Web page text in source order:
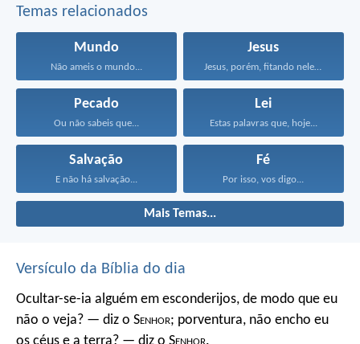
Temas relacionados
Mundo
Não ameis o mundo...
Jesus
Jesus, porém, fitando neles...
Pecado
Ou não sabeis que...
Lei
Estas palavras que, hoje...
Salvação
E não há salvação...
Fé
Por isso, vos digo...
Mais Temas...
Versículo da Bíblia do dia
Ocultar-se-ia alguém em esconderijos, de modo que eu
não o veja? — diz o Senhor; porventura, não encho eu